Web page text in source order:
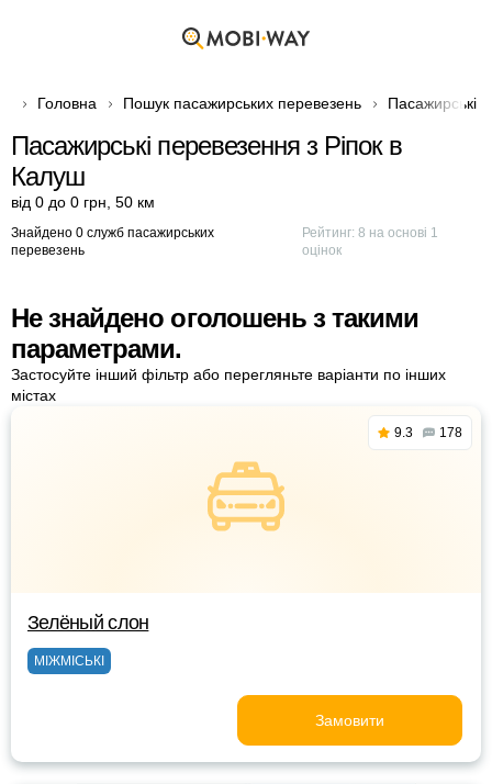
Головна Пошук пасажирських перевезень Пасажирські
Пасажирські перевезення з Ріпок в
Калуш
від 0 до 0 грн 50 км
Знайдено 0 служб пасажирських
перевезень
Рейтинг:8 на основі 1
оцінок
Не знайдено оголошень з такими
параметрами.
Застосуйте інший фільтр або перегляньте варіанти по інших
містах
9.3 178
Зелёный слон
МІЖМІСЬКІ
Замовити